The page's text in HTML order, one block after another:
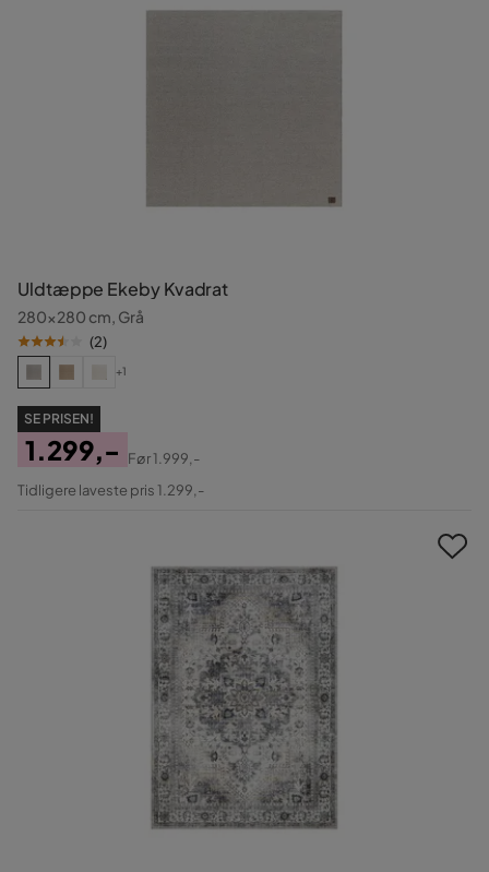
Uldtæppe Ekeby Kvadrat
280x280 cm, Grå
(2)
+1
SE PRISEN!
Pris
1.299,-
Original
Før1.999,-
Tidligere laveste pris 1.299,-